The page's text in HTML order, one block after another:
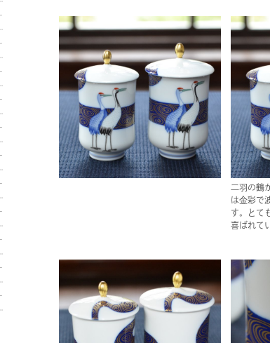
二羽の鶴
は金彩で
す。とて
喜ばれて